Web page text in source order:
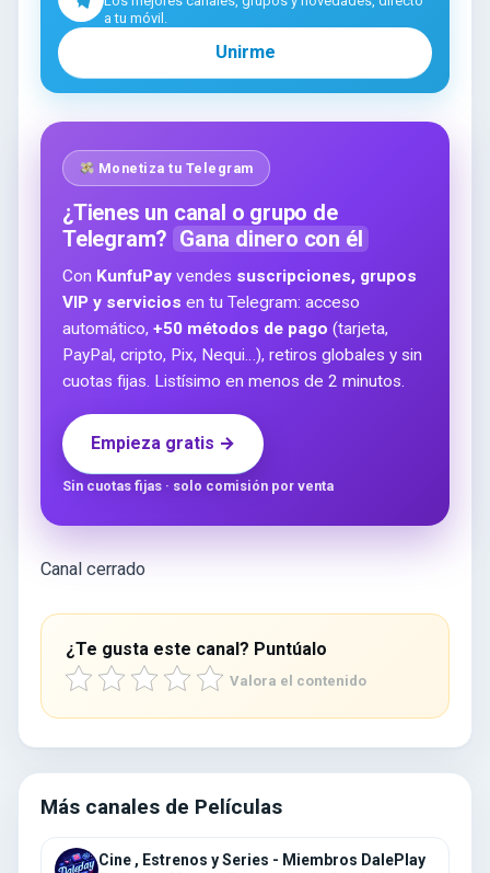
a tu móvil.
Unirme
Monetiza tu Telegram
¿Tienes un canal o grupo de
Telegram? Gana dinero con él
Con KunfuPay vendes suscripciones, grupos
VIP y servicios en tu Telegram: acceso
automático, +50 métodos de pago (tarjeta,
PayPal, cripto, Pix, Nequi…), retiros globales y sin
cuotas fijas. Listísimo en menos de 2 minutos.
Empieza gratis →
Sin cuotas fijas · solo comisión por venta
Canal cerrado
¿Te gusta este canal? Puntúalo
Valora el contenido
Más canales de Películas
Cine , Estrenos y Series - Miembros DalePlay